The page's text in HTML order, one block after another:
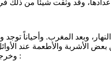
سنة الماضية (1416- 1446هـ/ 1996-2024م) جمعت بعض
وخرجت ببعض الخلاصات التي أدرج شيئاً منها في النقاط الآتية :